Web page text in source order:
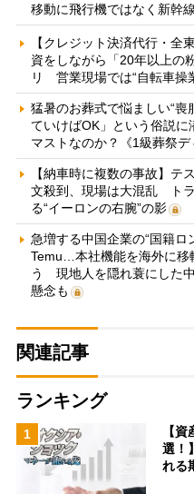
移動に飛行機ではなく新幹
【クレジット決済代行・全
資をしながら「20年以上の
リ 営業現場では“自転車操
猛暑のお葬式で悩ましい“
ていけばOK」という俗説
マストなのか？《1級葬祭デ
【納車時に複数の事故】テ
文殺到、現場は大混乱 ト
る“イーロンの右腕”の影
急増する中国企業の“国籍ロ
Temu…本社機能を海外に移
う 現地人を隠れ蓑にした
懸念も
関連記事
ランキング
1
【
選！
れる